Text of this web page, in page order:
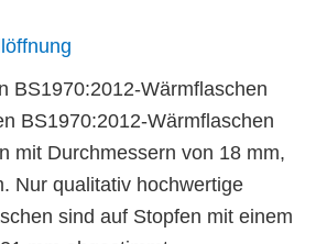
BS1970:2012-Wärmflaschen
BS1970:2012-Wärmflaschen
mit Durchmessern von 18 mm,
Nur qualitativ hochwertige
sind auf Stopfen mit einem